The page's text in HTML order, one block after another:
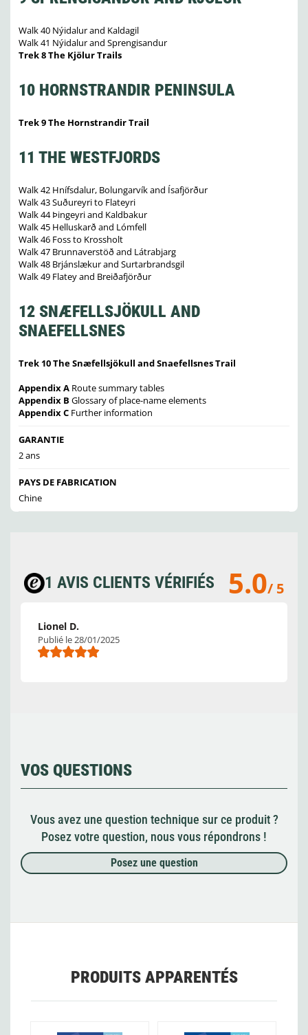
Walk 40 Nýidalur and Kaldagil
Walk 41 Nýidalur and Sprengisandur
Trek 8 The Kjölur Trails
10 HORNSTRANDIR PENINSULA
Trek 9 The Hornstrandir Trail
11 THE WESTFJORDS
Walk 42 Hnífsdalur, Bolungarvík and Ísafjörður
Walk 43 Suðureyri to Flateyri
Walk 44 Þingeyri and Kaldbakur
Walk 45 Helluskarð and Lómfell
Walk 46 Foss to Krossholt
Walk 47 Brunnaverstöð and Látrabjarg
Walk 48 Brjánslækur and Surtarbrandsgil
Walk 49 Flatey and Breiðafjörður
12 SNÆFELLSJÖKULL AND
SNAEFELLSNES
Trek 10 The Snæfellsjökull and Snaefellsnes Trail
Appendix A Route summary tables
Appendix B Glossary of place-name elements
Appendix C Further information
GARANTIE
2 ans
PAYS DE FABRICATION
Chine
1 AVIS CLIENTS VÉRIFIÉS 5.0/ 5
Lionel D.
Publié le 28/01/2025
VOS QUESTIONS
Vous avez une question technique sur ce produit ?
Posez votre question, nous vous répondrons !
Posez une question
PRODUITS APPARENTÉS